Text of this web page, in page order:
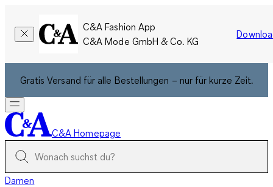
C&A Fashion App
C&A Mode GmbH & Co. KG
Gratis Versand für alle Bestellungen – nur für kurze Zeit.
C&A Homepage
Damen